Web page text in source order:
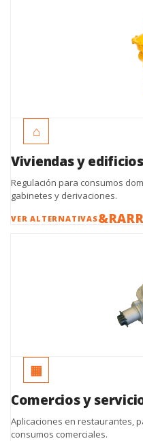
⌂
Viviendas y edificios
Regulación para consumos
gabinetes y derivaciones.
VER ALTERNATIVAS
▦
Comercios y
Aplicaciones en restaurantes,
consumos comerciales.